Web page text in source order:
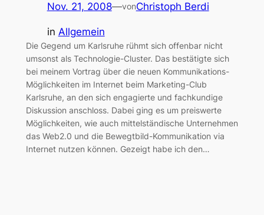
Nov. 21, 2008—vonChristoph Berdi
in Allgemein
Die Gegend um Karlsruhe rühmt sich offenbar nicht
umsonst als Technologie-Cluster. Das bestätigte sich
bei meinem Vortrag über die neuen Kommunikations-
Möglichkeiten im Internet beim Marketing-Club
Karlsruhe, an den sich engagierte und fachkundige
Diskussion anschloss. Dabei ging es um preiswerte
Möglichkeiten, wie auch mittelständische Unternehmen
das Web2.0 und die Bewegtbild-Kommunikation via
Internet nutzen können. Gezeigt habe ich den…